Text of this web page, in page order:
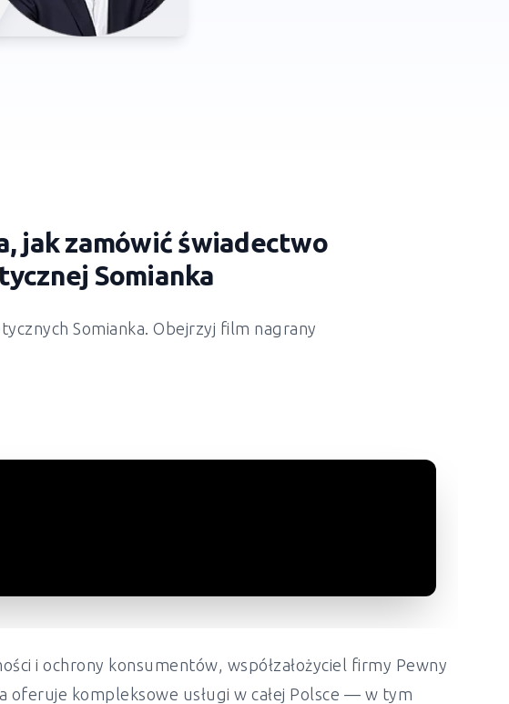
jak zamówić świadectwo
Somianka
Somianka. Obejrzyj film nagrany
i ochrony konsumentów, współzałożyciel firmy Pewny
kompleksowe usługi w całej Polsce — w tym